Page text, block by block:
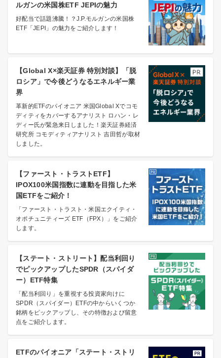
ルガンの米国株ETF JEPIの魅力
好配当で話題沸騰！？J.P.モルガンの米国株
ETF「JEPI」の魅力をご紹介します！
【Global X×楽天証券 特別対談】「脱
ロシア」で今後どうなるエネルギー業
界
革新的ETFのパイオニア 米国Global Xでコモ
ディティをカバーするアナリスト ロハン・レ
ディー氏が緊急来日しました！楽天証券経済
研究所 コモディティアナリスト 吉田哲が取材
しました。
【ファースト・トラストETF】
IPOX100米国指数に連動を目指した米
国ETFをご紹介！
「ファースト・トラスト・米国エクイティ・
オポチュニティーズ ETF（FPX）」をご紹介
します。
【ステート・ストリート】配当利回り
でピックアップしたSPDR（スパイダ
ー）ETF特集
「配当利回り」を重視する投資家向けに
SPDR（スパイダー）ETFの中からいくつか
銘柄をピックアップし、その特徴および留意
点をご紹介します。
ETFのパイオニア「ステート・ストリ